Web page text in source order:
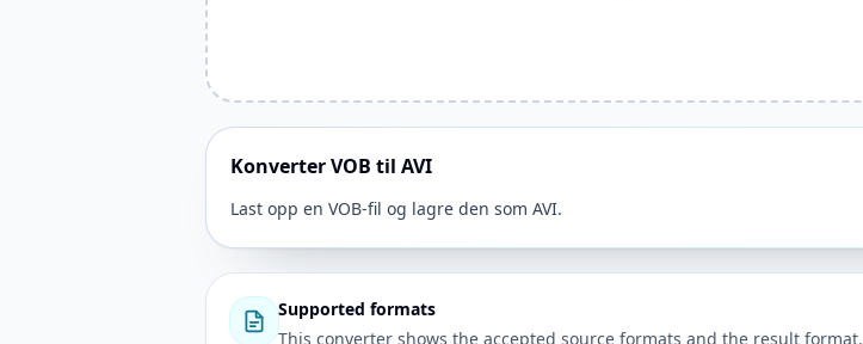
Konverter VOB til AVI
Last opp en VOB-fil og lagre den som AVI.
Supported formats
This converter shows the accepted source formats and the result format.